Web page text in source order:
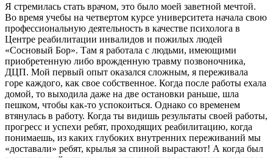
Я стремилась стать врачом, это было моей заветной мечтой.
Во время учебы на четвертом курсе университета начала свою
профессиональную деятельность в качестве психолога в
Центре реабилитации инвалидов и пожилых людей
«Сосновый Бор». Там я работала с людьми, имеющими
приобретенную либо врожденную травму позвоночника,
ДЦП. Мой первый опыт оказался сложным, я переживала
горе каждого, как свое собственное. Когда после работы ехала
домой, то выходила даже на две остановки раньше, шла
пешком, чтобы как-то успокоиться. Однако со временем
втянулась в работу. Когда ты видишь результаты своей работы,
прогресс и успехи ребят, проходящих реабилитацию, когда
понимаешь, из каких глубоких внутренних переживаний мы
«доставали» ребят, крылья за спиной вырастают! А когда был